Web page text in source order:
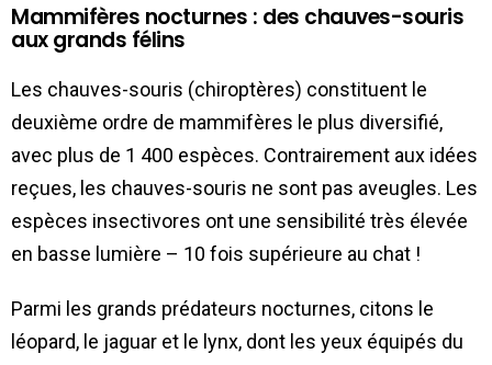
Mammifères nocturnes : des chauves-souris
aux grands félins
Les chauves-souris (chiroptères) constituent le
deuxième ordre de mammifères le plus diversifié,
avec plus de 1 400 espèces. Contrairement aux idées
reçues, les chauves-souris ne sont pas aveugles. Les
espèces insectivores ont une sensibilité très élevée
en basse lumière – 10 fois supérieure au chat !
Parmi les grands prédateurs nocturnes, citons le
léopard, le jaguar et le lynx, dont les yeux équipés du